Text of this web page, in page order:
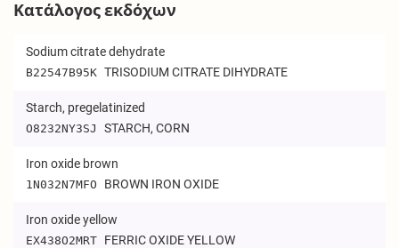
Κατάλογος εκδόχων
Sodium citrate dehydrate
B22547B95KTRISODIUM CITRATE DIHYDRATE
Starch, pregelatinized
O8232NY3SJSTARCH, CORN
Iron oxide brown
1N032N7MFO BROWN IRON OXIDE
Iron oxide yellow
EX438O2MRT FERRIC OXIDE YELLOW